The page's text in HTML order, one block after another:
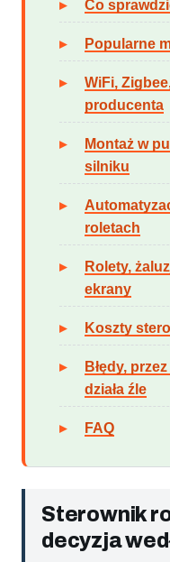
Co
Popularne
WiFi,
producenta
Montaż w
silniku
roletach
Rolety,
ekrany
Koszty
Błędy,
działa źle
FAQ
Sterownik
decyzja